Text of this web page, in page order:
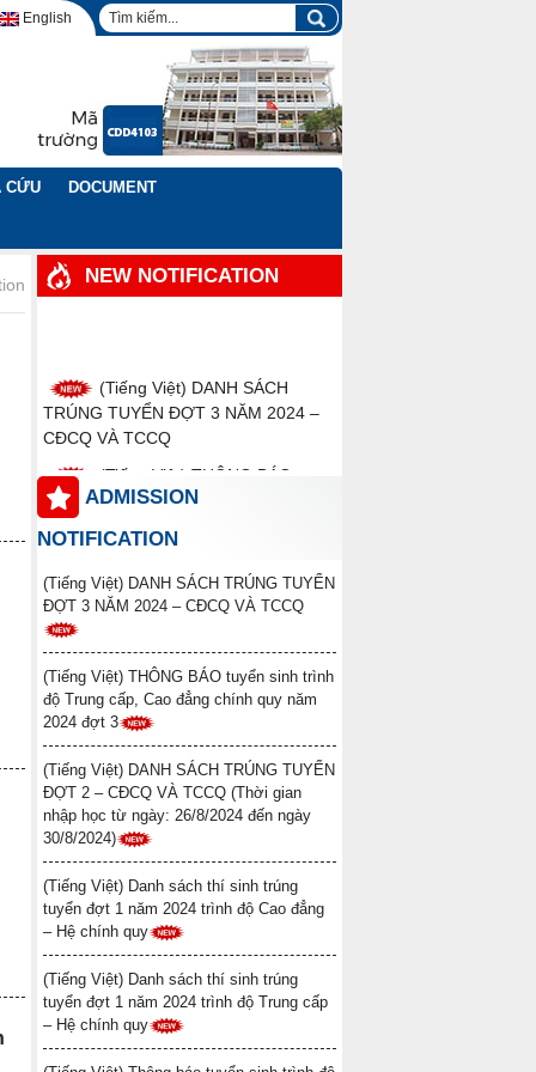
English
CỨU DOCUMENT
NEW NOTIFICATION
(Tiếng Việt) DANH SÁCH
TRÚNG TUYỂN ĐỢT 3 NĂM 2024 –
CĐCQ VÀ TCCQ
(Tiếng Việt) THÔNG BÁO
tuyển sinh trình độ Trung cấp, Cao
đẳng chính quy năm 2024 đợt 3
TRÚNG TUYỂN ĐỢT 2 – CĐCQ VÀ
TCCQ (Thời gian nhập học từ ngày:
26/8/2024 đến ngày 30/8/2024)
(Tiếng Việt) Danh sách thí sinh
trúng tuyển đợt 1 năm 2024 trình độ
Cao đẳng – Hệ chính quy
trúng tuyển đợt 1 năm 2024 trình độ
Trung cấp – Hệ chính quy
(Tiếng Việt) Thông báo tuyển
sinh trình độ Trung cấp, Cao đẳng
chính quy năm 2024 đợt 2
(Tiếng Việt) Danh sách thí sinh
trúng tuyển đợt 1 trình độ Trung cấp
văn bằng 2 (ngành Y học cổ truyền)
năm 2024
(Tiếng Việt) Danh sách thí sinh
trúng tuyển đợt 1 trình độ Liên thông
ADMISSION
NOTIFICATION
(Tiếng Việt) DANH SÁCH TRÚNG TUYỂN
ĐỢT 3 NĂM 2024 – CĐCQ VÀ TCCQ
(Tiếng Việt) THÔNG BÁO tuyển sinh trình
độ Trung cấp, Cao đẳng chính quy năm
2024 đợt 3
(Tiếng Việt) DANH SÁCH TRÚNG TUYỂN
ĐỢT 2 – CĐCQ VÀ TCCQ (Thời gian
nhập học từ ngày: 26/8/2024 đến ngày
30/8/2024)
(Tiếng Việt) Danh sách thí sinh trúng
tuyển đợt 1 năm 2024 trình độ Cao đẳng
– Hệ chính quy
(Tiếng Việt) Danh sách thí sinh trúng
tuyển đợt 1 năm 2024 trình độ Trung cấp
– Hệ chính quy